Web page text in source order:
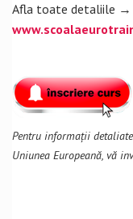
Afla toate detaliile →
Pentru informații
Uniunea Europeană, vă